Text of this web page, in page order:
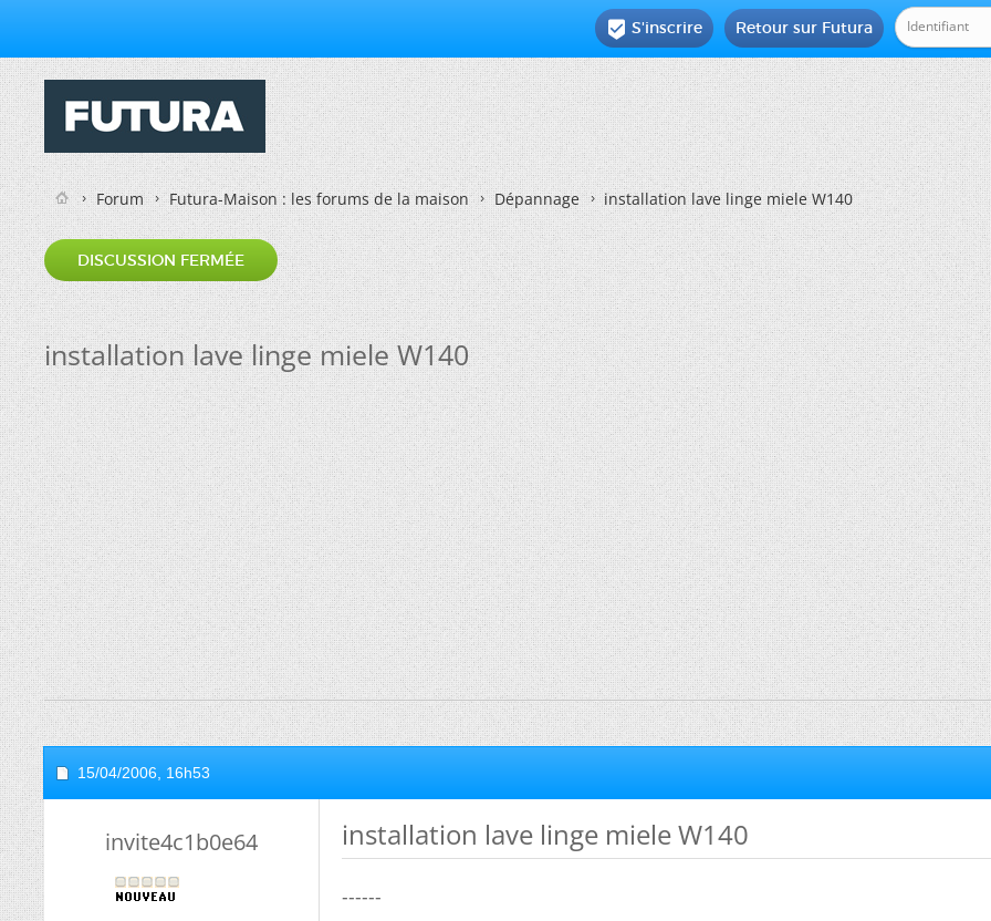
Retour sur Futura
 S'inscrire
Forum Futura-Maison : les forums de la maison Dépannage installation lave linge miele W140
DISCUSSION FERMÉE
installation lave linge miele W140
15/04/2006, 16h53
invite4c1b0e64 installation lave linge miele W140
------